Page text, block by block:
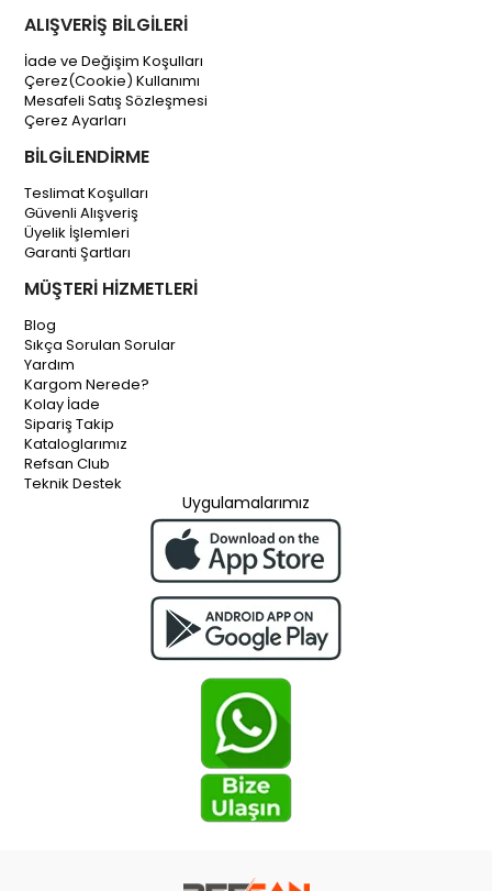
ALIŞVERİŞ BİLGİLERİ
İade ve Değişim Koşulları
Çerez(Cookie) Kullanımı
Mesafeli Satış Sözleşmesi
Çerez Ayarları
BİLGİLENDİRME
Teslimat Koşulları
Güvenli Alışveriş
Üyelik İşlemleri
Garanti Şartları
MÜŞTERİ HİZMETLERİ
Blog
Sıkça Sorulan Sorular
Yardım
Kargom Nerede?
Kolay İade
Sipariş Takip
Kataloglarımız
Refsan Club
Teknik Destek
Uygulamalarımız